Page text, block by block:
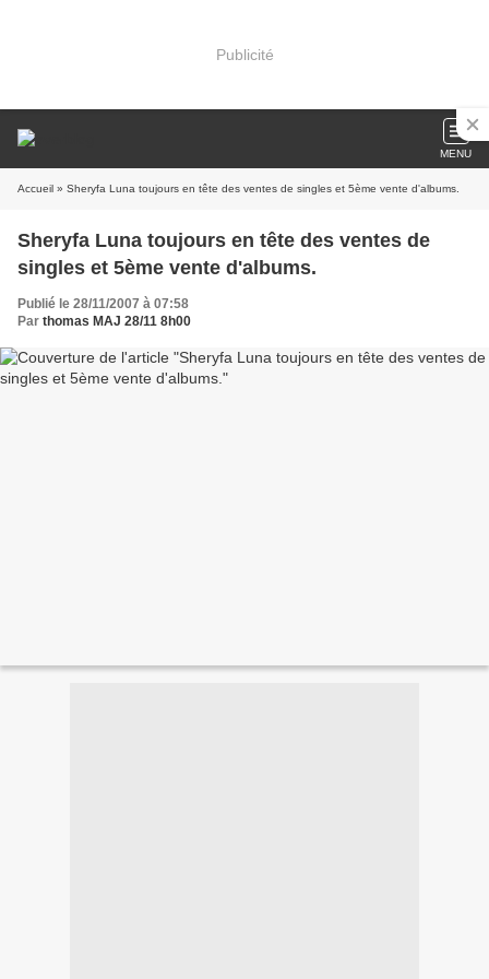
Publicité
MENU
Accueil » Sheryfa Luna toujours en tête des ventes de singles et 5ème vente d'albums.
Sheryfa Luna toujours en tête des ventes de
singles et 5ème vente d'albums.
Publié le 28/11/2007 à 07:58
Par thomas MAJ 28/11 8h00